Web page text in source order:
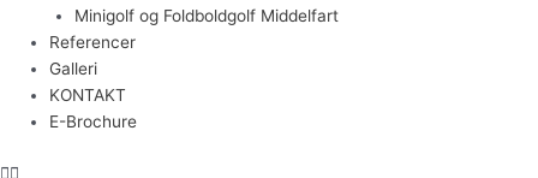
Minigolf og Foldboldgolf Middelfart
Referencer
Galleri
KONTAKT
E-Brochure